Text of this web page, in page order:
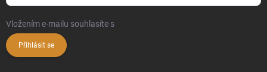
Vložením e-mailu souhlasíte s
Přihlásit se